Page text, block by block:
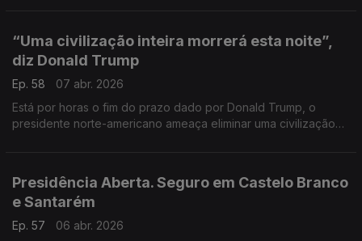
“Uma civilização inteira morrerá esta noite”,
diz Donald Trump
Ep. 58
07 abr. 2026
Está por horas o fim do prazo dado por Donald Trump, o
presidente norte-americano ameaça eliminar uma civilização
Presidência Aberta. Seguro em Castelo Branco
e Santarém
Ep. 57
06 abr. 2026